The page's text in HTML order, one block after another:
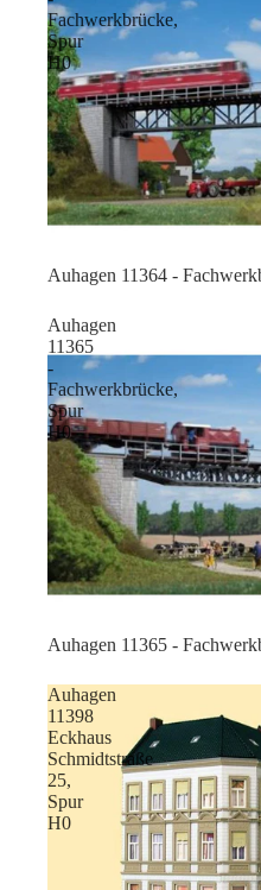
Fachwerkbrücke,
Spur
H0
Sale
Auhagen 11364 -
Auhagen
11365
-
Fachwerkbrücke,
Spur
H0
Sale
Auhagen 11365 -
Auhagen
11398
Eckhaus
Schmidtstraße
25,
Spur
H0